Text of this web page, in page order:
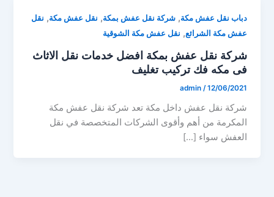
دباب نقل عفش مكة,شركة نقل عفش بمكة, نقل عفش مكة, نقل
عفش مكة الشرائع, نقل عفش مكة الشوقية
شركة نقل عفش بمكة افضل خدمات نقل الاثاث
فى مكه فك تركيب تغليف
admin /12/06/2021
شركة نقل عفش داخل مكة تعد شركة نقل عفش مكة
المكرمة من أهم وأقوى الشركات المتخصصة في نقل
العفش سواء […]